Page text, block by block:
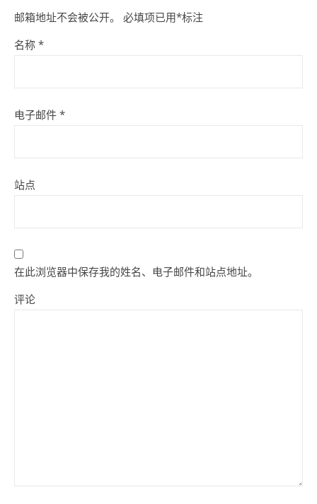
邮箱地址不会被公开。 必填项已用*标注
名称 *
电子邮件 *
站点
在此浏览器中保存我的姓名、电子邮件和站点地址。
评论